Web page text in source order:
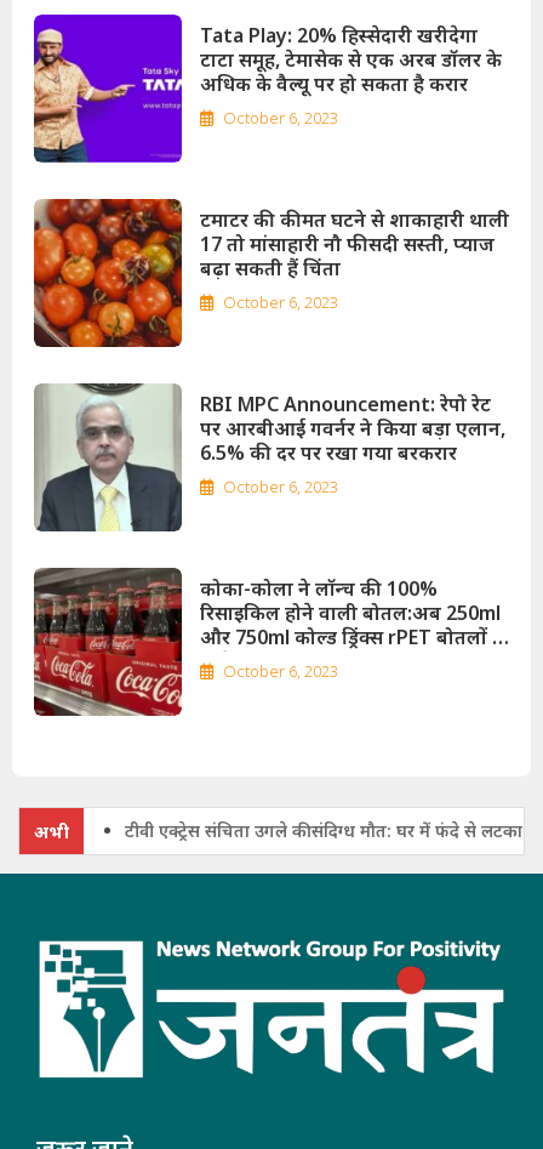
Tata Play: 20% हिस्सेदारी खरीदेगा
टाटा समूह, टेमासेक से एक अरब डॉलर के
अधिक के वैल्यू पर हो सकता है करार
October 6, 2023
टमाटर की कीमत घटने से शाकाहारी थाली
17 तो मांसाहारी नौ फीसदी सस्ती, प्याज
बढ़ा सकती हैं चिंता
October 6, 2023
RBI MPC Announcement: रेपो रेट
पर आरबीआई गवर्नर ने किया बड़ा एलान,
6.5% की दर पर रखा गया बरकरार
October 6, 2023
कोका-कोला ने लॉन्च की 100%
रिसाइकिल होने वाली बोतल:अब 250ml
और 750ml कोल्ड ड्रिंक्स rPET बोतलों में
मिलेंगीOctober 6, 2023
अभीटीवी एक्ट्रेस संचिता उगले की संदिग्ध मौत: घर में फंदे से लटका मिला